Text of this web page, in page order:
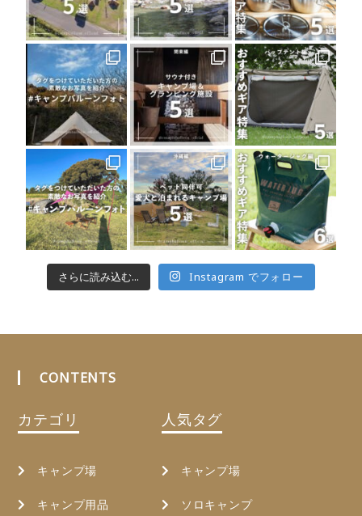
さらに読み込む... Instagram でフォロー
CONTENTS
カテゴリ
キャンプ場
キャンプ用品
人気タグ
キャンプ場
ソロキャンプ